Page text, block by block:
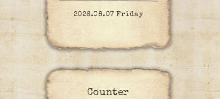
2026.08.07 Friday
Counter